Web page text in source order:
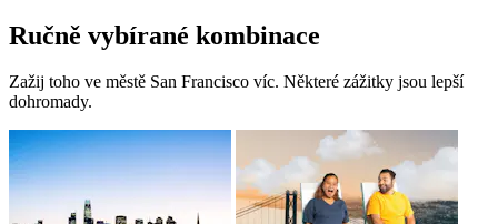
Ručně vybírané kombinace
Zažij toho ve městě San Francisco víc. Některé zážitky jsou lepší
dohromady.